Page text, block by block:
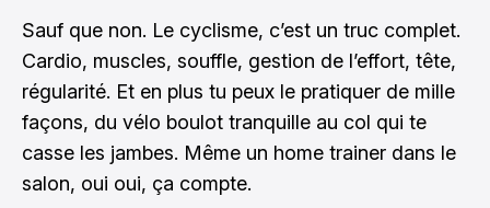
Sauf que non. Le cyclisme, c’est un truc complet.
Cardio, muscles, souffle, gestion de l’effort, tête,
régularité. Et en plus tu peux le pratiquer de mille
façons, du vélo boulot tranquille au col qui te
casse les jambes. Même un home trainer dans le
salon, oui oui, ça compte.